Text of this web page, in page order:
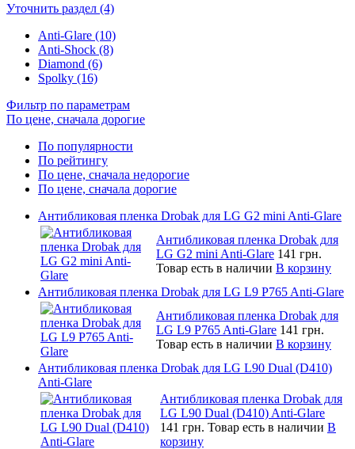
Уточнить раздел (4)
Anti-Glare (10)
Anti-Shock (8)
Diamond (6)
Spolky (16)
Фильтр по параметрам
По цене, сначала дорогие
По популярности
По рейтингу
По цене, сначала недорогие
По цене, сначала дорогие
Антибликовая пленка Drobak для LG G2 mini Anti-Glare
Антибликовая пленка Drobak для
LG G2 mini Anti-Glare 141 грн.
Товар есть в наличии В корзину
Антибликовая пленка Drobak для LG L9 P765 Anti-Glare
Антибликовая пленка Drobak для
LG L9 P765 Anti-Glare 141 грн.
Товар есть в наличии В корзину
Антибликовая пленка Drobak для LG L90 Dual (D410)
Anti-Glare
Антибликовая пленка Drobak для
LG L90 Dual (D410) Anti-Glare
141 грн. Товар есть в наличии В
корзину